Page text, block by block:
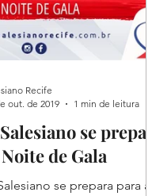
se prepara
de Gala
se prepara para a
Recife
out. de 2019
1 min de leitura